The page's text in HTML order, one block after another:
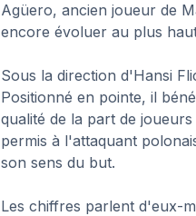
Agüero, ancien joueur de
encore évoluer au plus
Sous la direction d'Hansi
Positionné en pointe, il
qualité de la part de
permis à l'attaquant
son sens du but.
Les chiffres parlent d'eux-